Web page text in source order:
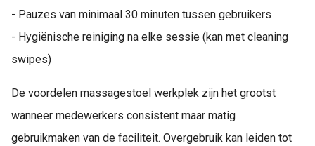
- Pauzes van minimaal 30 minuten tussen gebruikers
- Hygiënische reiniging na elke sessie (kan met cleaning
swipes)
De voordelen massagestoel werkplek zijn het grootst
wanneer medewerkers consistent maar matig
gebruikmaken van de faciliteit. Overgebruik kan leiden tot